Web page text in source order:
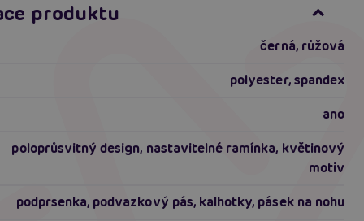
produktu
černá, růžová
polyester, spandex
ano
poloprůsvitný design, nastavitelné ramínka, květinový
motiv
podprsenka, podvazkový pás, kalhotky, pásek na nohu